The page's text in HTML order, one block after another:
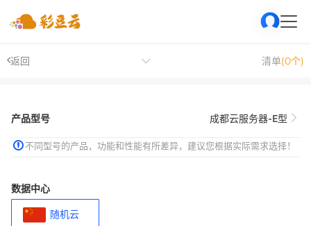
返回 清单(0个)
产品型号 成都云服务器-E型
不同型号的产品，功能和性能有所差异，建议您根据实际需求选择！
数据中心
随机云